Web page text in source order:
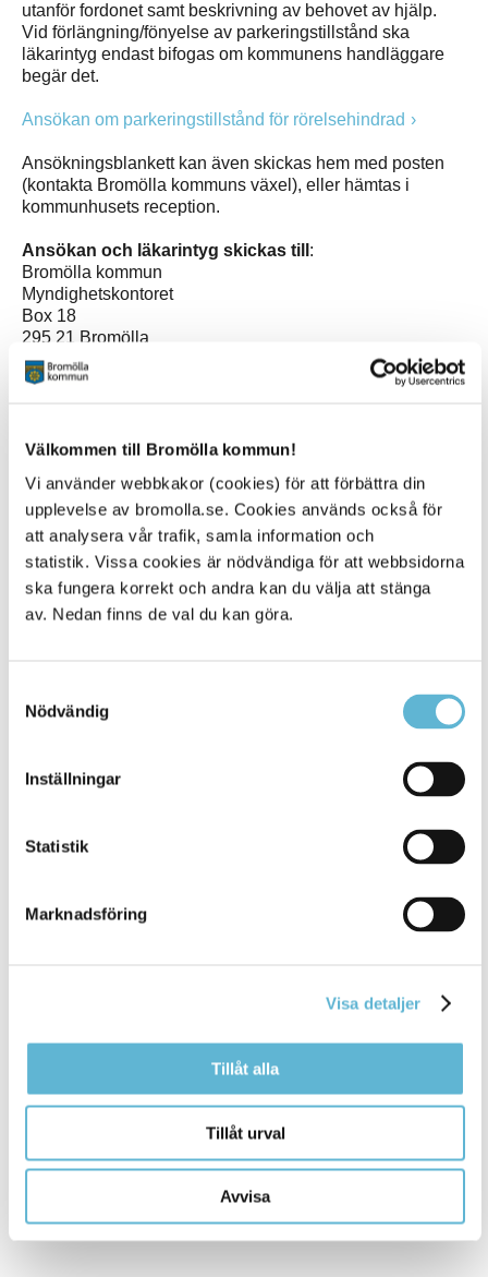
Välkommen till Bromölla kommun!
Vi använder webbkakor (cookies) för att förbättra din
upplevelse av bromolla.se. Cookies används också för
att analysera vår trafik, samla information och
statistik. Vissa cookies är nödvändiga för att webbsidorna
ska fungera korrekt och andra kan du välja att stänga
av. Nedan finns de val du kan göra.
Nödvändig
Inställningar
Statistik
Marknadsföring
Visa detaljer
Tillåt alla
Tillåt urval
Avvisa
utanför fordonet samt beskrivning av behovet av hjälp.
Vid förlängning/fönyelse av parkeringstillstånd ska
läkarintyg endast bifogas om kommunens handläggare
begär det.
Ansökan om parkeringstillstånd för rörelsehindrad
Ansökningsblankett kan även skickas hem med posten
(kontakta Bromölla kommuns växel), eller hämtas i
kommunhusets reception.
Ansökan och läkarintyg skickas till :
Bromölla kommun
Myndighetskontoret
Box 18
295 21 Bromölla
Relaterad information
Informationsfolder parkeringstillstånd
Transportstyrelsens information om
parkeringstillstånd för rörelsehindrade
Ansök om parkeringstillstånd för rörelsehindrade.
Agnes Nemeth
Handläggare
Sidan senast uppdaterad: